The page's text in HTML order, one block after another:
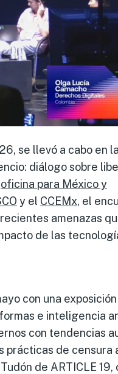
se llevó a cabo en
diálogo sobre
oficina para México y
y el CCEMx, el
amenazas
de las
con una
e inteligencia
con tendencias
prácticas de censura
de ARTICLE 19,